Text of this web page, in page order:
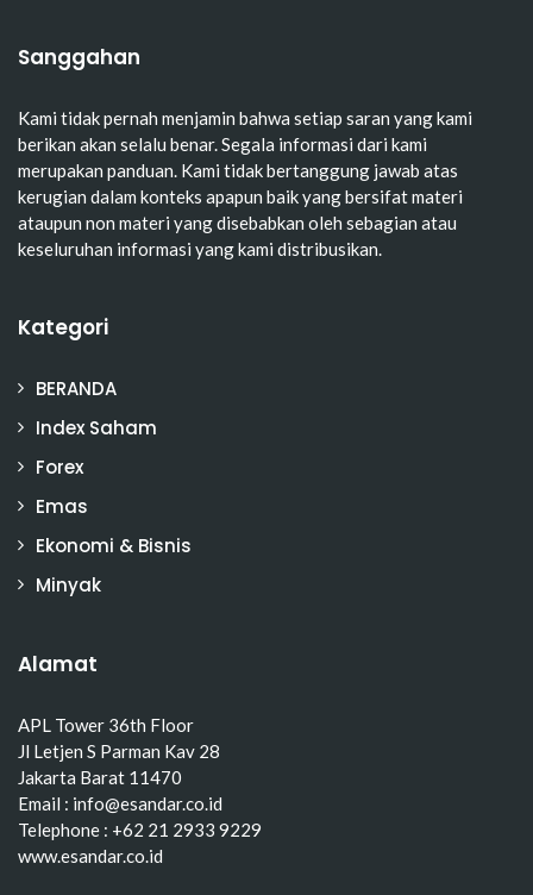
Sanggahan
Kami tidak pernah menjamin bahwa setiap saran yang kami
berikan akan selalu benar. Segala informasi dari kami
merupakan panduan. Kami tidak bertanggung jawab atas
kerugian dalam konteks apapun baik yang bersifat materi
ataupun non materi yang disebabkan oleh sebagian atau
keseluruhan informasi yang kami distribusikan.
Kategori
BERANDA
Index Saham
Forex
Emas
Ekonomi & Bisnis
Minyak
Alamat
APL Tower 36th Floor
Jl Letjen S Parman Kav 28
Jakarta Barat 11470
Email : info@esandar.co.id
Telephone : +62 21 2933 9229
www.esandar.co.id